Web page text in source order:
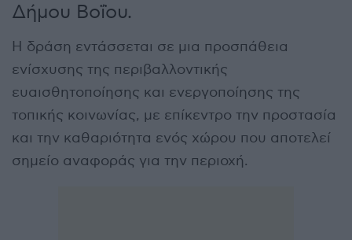
Δήμου Βοΐου.
Η δράση εντάσσεται σε μια προσπάθεια
ενίσχυσης της περιβαλλοντικής
ευαισθητοποίησης και ενεργοποίησης της
τοπικής κοινωνίας, με επίκεντρο την προστασία
και την καθαριότητα ενός χώρου που αποτελεί
σημείο αναφοράς για την περιοχή.